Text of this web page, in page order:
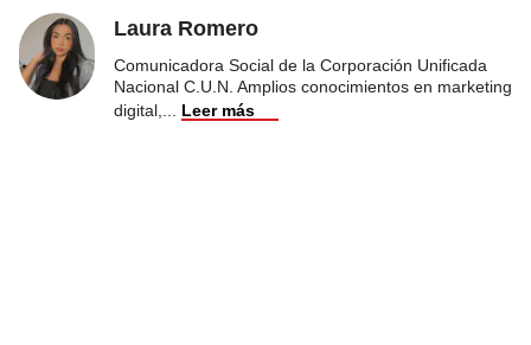
Laura Romero
Comunicadora Social de la Corporación Unificada
Nacional C.U.N. Amplios conocimientos en marketing
digital,
Leer más